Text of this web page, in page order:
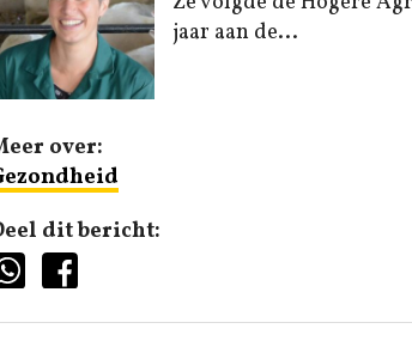
jaar aan de...
over:
dit bericht: